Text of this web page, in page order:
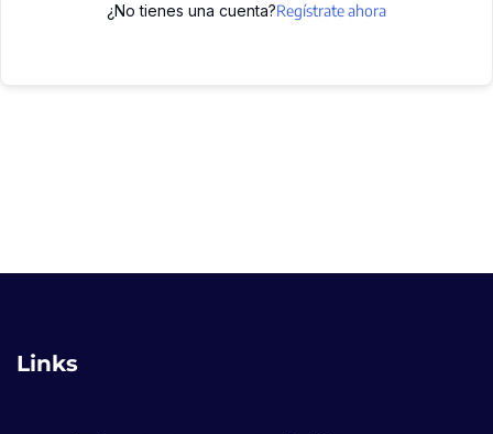
¿No tienes una cuenta?Regístrate ahora
Links